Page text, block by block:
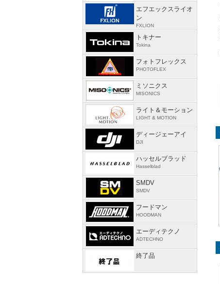
エフエックスライオ
ン
FXLION
トキナー
Tokina
フォトフレックス
PHOTOFLEX
ミソニクス
MISONICS
ライト＆モーション
LIGHT & MOTION
ディージェーアイ
DJI
ハッセルブラッド
Hasselblad
SMDV
SMDV
フードマン
HOODMAN
エーディテクノ
ADTECHNO
終了品